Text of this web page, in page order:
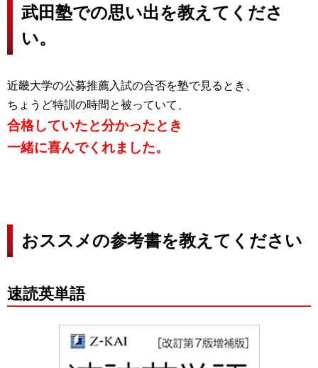
武田塾での思い出を教えてくださ
い。
近畿大学の公募推薦入試の合否を塾で見るとき、
ちょうど特訓の時間と被っていて、
合格していたと分かったとき
一緒に喜んでくれました。
おススメの参考書を教えてください
速読英単語